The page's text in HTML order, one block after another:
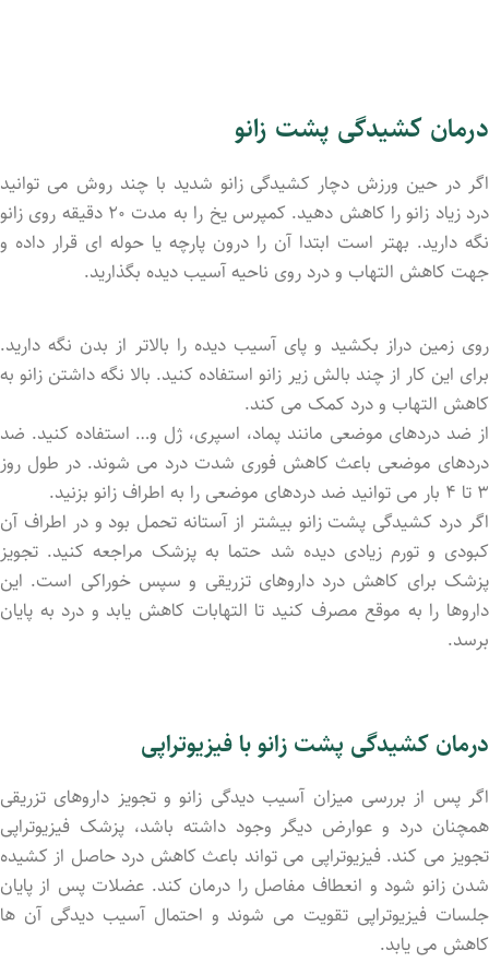
درمان کشیدگی پشت زانو
اگر در حین ورزش دچار کشیدگی زانو شدید با چند روش می توانید
درد زیاد زانو را کاهش دهید. کمپرس یخ را به مدت ۲۰ دقیقه روی زانو
نگه دارید. بهتر است ابتدا آن را درون پارچه یا حوله ای قرار داد‌ه و
جهت کاهش التهاب و درد روی ناحیه آسیب دید‌ه بگذارید.
روی زمین دراز بکشید و پای آسیب دیده را بالاتر از بدن نگه دارید.
برای این کار از چند بالش زیر زانو استفاده کنید. بالا نگه داشتن زانو به
کاهش التهاب و درد کمک می کند.
از ضد دردهای موضعی مانند پماد، اسپری، ژل و… استفاده کنید. ضد
دردهای موضعی باعث کاهش فوری شدت درد می شوند. در طول روز
۳ تا ۴ بار می توانید ضد دردهای موضعی را به اطراف زانو بزنید.
اگر درد کشیدگی پشت زانو بیشتر از آستانه تحمل بود و در اطراف آن
کبودی و تورم زیادی دید‌ه شد حتما به پزشک مراجعه کنید. تجویز
پزشک برای کاهش درد داروهای تزریقی و سپس خوراکی است. این
داروها را به موقع مصرف کنید تا التهابات کاهش یابد و درد به پایان
برسد.
درمان کشیدگی پشت زانو با فیزیوتراپی
اگر پس از بررسی میزان آسیب دیدگی زانو و تجویز داروهای تزریقی
همچنان درد و عوارض دیگر وجود داشته باشد، پزشک فیزیوتراپی
تجویز می کند. فیزیوتراپی می تواند باعث کاهش درد حاصل از کشید‌ه
شد‌ن زانو شود و انعطاف مفاصل را درمان کند. عضلات پس از پایان
جلسات فیزیوتراپی تقویت می شوند و احتمال آسیب دیدگی آن ها
کاهش می یابد.